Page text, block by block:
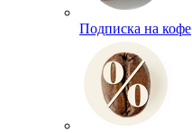
Подписка на кофе